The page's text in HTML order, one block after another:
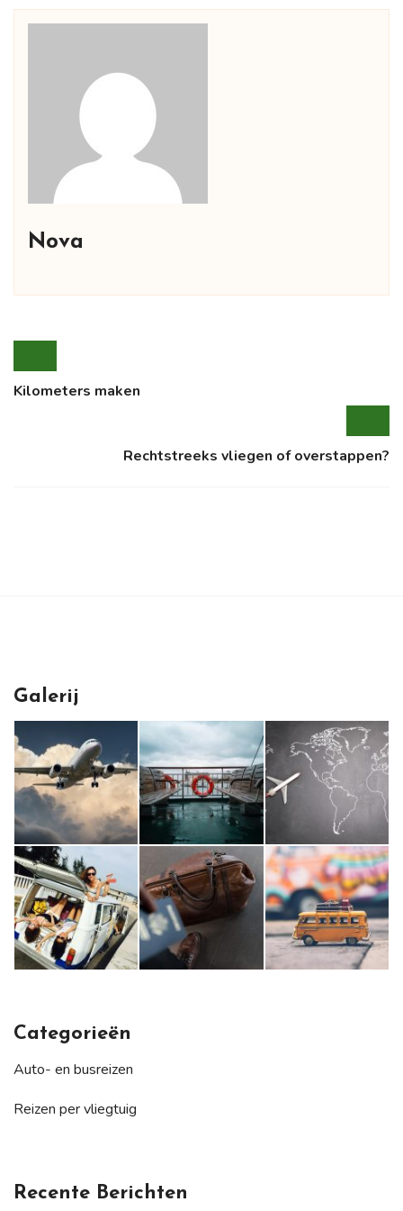
Nova
Kilometers maken
Rechtstreeks vliegen of overstappen?
Galerij
Categorieën
Auto- en busreizen
Reizen per vliegtuig
Recente Berichten